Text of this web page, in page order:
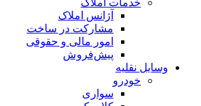
خدمات املاک
آژانس املاک
مشارکت در ساخت
امور مالی و حقوقی
پیش‌فروش
وسایل نقلیه
خودرو
سواری